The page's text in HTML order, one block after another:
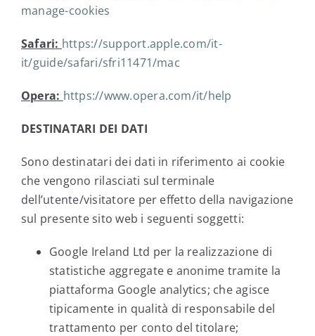
manage-cookies
Safari: https://support.apple.com/it-
it/guide/safari/sfri11471/mac
Opera: https://www.opera.com/it/help
DESTINATARI DEI DATI
Sono destinatari dei dati in riferimento ai cookie
che vengono rilasciati sul terminale
dell’utente/visitatore per effetto della navigazione
sul presente sito web i seguenti soggetti:
Google Ireland Ltd per la realizzazione di
statistiche aggregate e anonime tramite la
piattaforma Google analytics; che agisce
tipicamente in qualità di responsabile del
trattamento per conto del titolare;